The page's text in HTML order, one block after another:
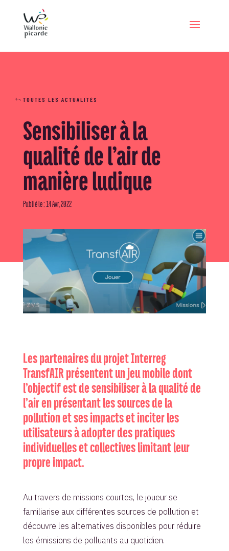
TOUTES LES ACTUALITÉS
Sensibiliser à la
qualité de l’air de
manière ludique
Publié le : 14 Avr, 2022
Les partenaires du projet Interreg
TransfAIR présentent un jeu mobile dont
l’objectif est de sensibiliser à la qualité de
l’air en présentant les sources de la
pollution et ses impacts et inciter les
utilisateurs à adopter des pratiques
individuelles et collectives limitant leur
propre impact.
Au travers de missions courtes, le joueur se
familiarise aux différentes sources de pollution et
découvre les alternatives disponibles pour réduire
les émissions de polluants au quotidien.